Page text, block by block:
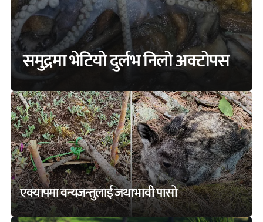
समुद्रमा भेटियो दुर्लभ निलो अक्टोपस
एक्यापमा वन्यजन्तुलाई जथाभावी पासो